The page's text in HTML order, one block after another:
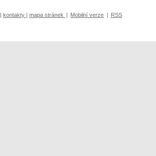
| kontakty | mapa stránek | Mobilní verze | RSS